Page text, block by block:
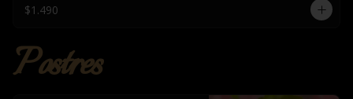
$1.490
Postres